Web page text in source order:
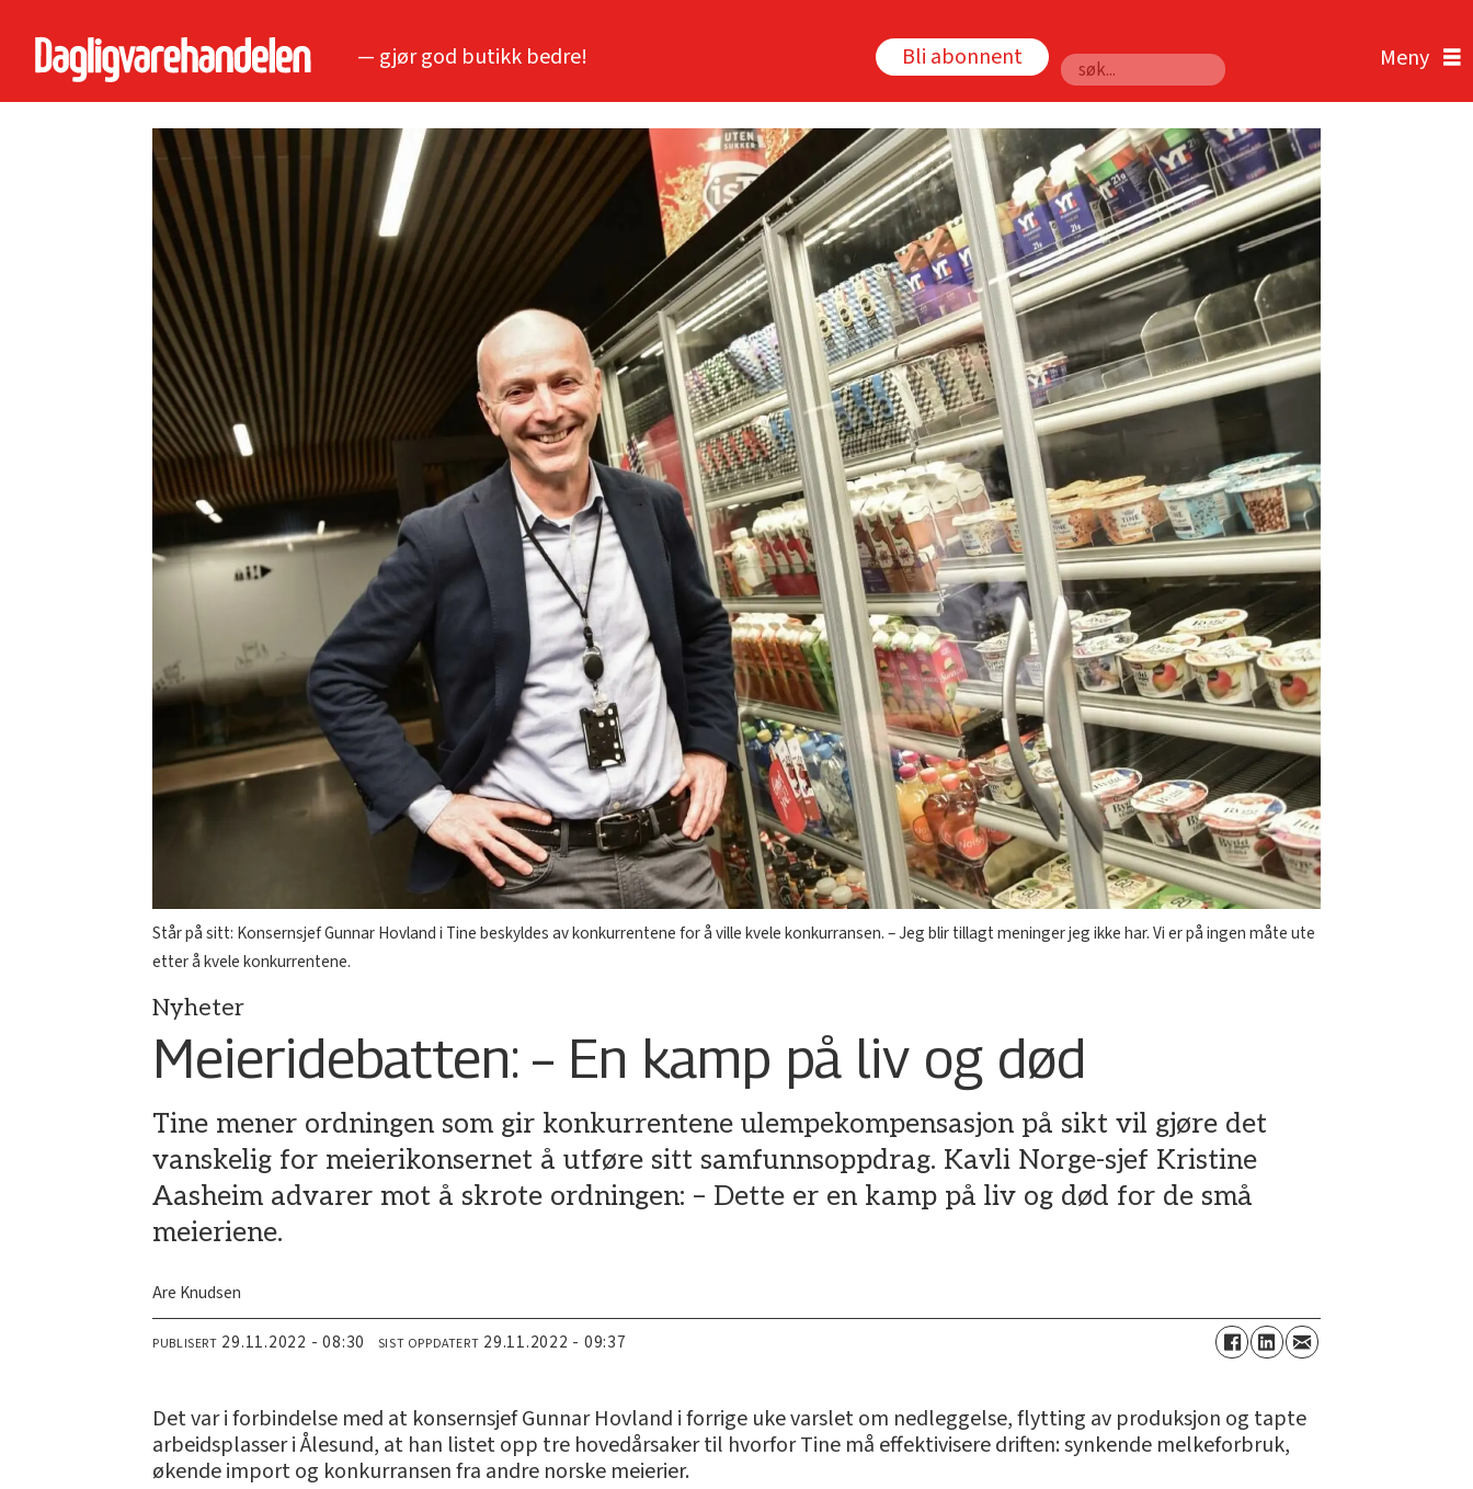
— gjør god butikk bedre! Bli abonnent
Søk
Står på sitt: Konsernsjef Gunnar Hovland i Tine beskyldes av konkurrentene for å ville kvele konkurransen. – Jeg blir tillagt meninger jeg ikke har. Vi er på ingen måte ute
etter å kvele konkurrentene.
Nyheter
Meieridebatten: – En kamp på liv og død
Tine mener ordningen som gir konkurrentene ulempekompensasjon på sikt vil gjøre det
vanskelig for meierikonsernet å utføre sitt samfunnsoppdrag. Kavli Norge-sjef Kristine
Aasheim advarer mot å skrote ordningen: – Dette er en kamp på liv og død for de små
meieriene.
Are Knudsen
PUBLISERT 29.11.2022 - 08:30 SIST OPPDATERT 29.11.2022 - 09:37
­Det var i forbindelse med at konsernsjef Gunnar Hovland i forrige uke varslet om nedleggelse, flytting av produksjon og tapte
arbeidsplasser i Ålesund, at han listet opp tre hovedårsaker til hvorfor Tine må effektivisere driften: synkende melkeforbruk,
økende import og konkurransen fra andre norske meierier.